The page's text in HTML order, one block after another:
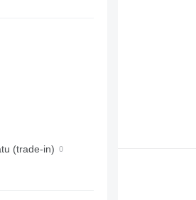
(trade-in)